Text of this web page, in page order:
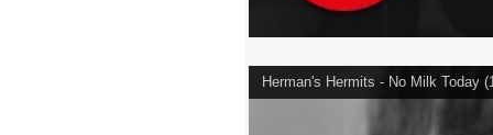
Herman's Hermits - No Milk Today